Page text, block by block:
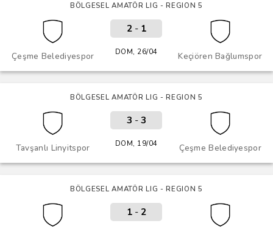
BÖLGESEL AMATÖR LIG - REGION 5
Çeşme Belediyespor Keçiören Bağlumspor
2- 1
DOM, 26/04
BÖLGESEL AMATÖR LIG - REGION 5
Tavşanlı Linyitspor Çeşme Belediyespor
3 - 3
DOM, 19/04
BÖLGESEL AMATÖR LIG - REGION 5
1- 2